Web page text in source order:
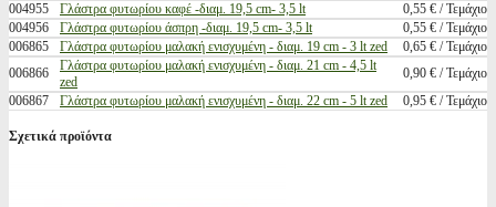
004955
Γλάστρα φυτωρίου καφέ -διαμ. 19,5 cm- 3,5 lt
0,55 € / Τεμάχιο
004956
Γλάστρα φυτωρίου άσπρη -διαμ. 19,5 cm- 3,5 lt
0,55 € / Τεμάχιο
006865
Γλάστρα φυτωρίου μαλακή ενισχυμένη - διαμ. 19 cm - 3 lt zed
0,65 € / Τεμάχιο
006866
Γλάστρα φυτωρίου μαλακή ενισχυμένη - διαμ. 21 cm - 4,5 lt
zed
0,90 € / Τεμάχιο
006867
Γλάστρα φυτωρίου μαλακή ενισχυμένη - διαμ. 22 cm - 5 lt zed 0,95 € / Τεμάχιο
Σχετικά προϊόντα